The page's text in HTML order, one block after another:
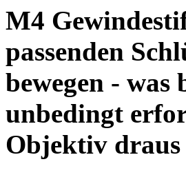
M4
passenden
bewegen -
unbedingt
Objektiv